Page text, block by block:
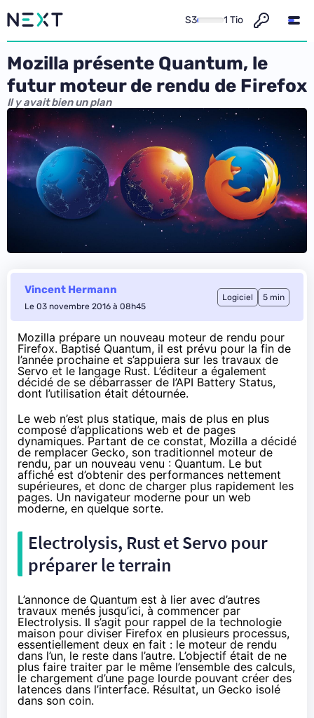
S3 1 Tio
Mozilla présente Quantum, le
futur moteur de rendu de Firefox
Il y avait bien un plan
Vincent Hermann
Le 03 novembre 2016 à 08h45
Logiciel 5 min
Mozilla prépare un nouveau moteur de rendu pour
Firefox. Baptisé Quantum, il est prévu pour la fin de
l’année prochaine et s’appuiera sur les travaux de
Servo et le langage Rust. L’éditeur a également
décidé de se débarrasser de l’API Battery Status,
dont l’utilisation était détournée.
Le web n’est plus statique, mais de plus en plus
composé d’applications web et de pages
dynamiques. Partant de ce constat, Mozilla a décidé
de remplacer Gecko, son traditionnel moteur de
rendu, par un nouveau venu : Quantum. Le but
affiché est d’obtenir des performances nettement
supérieures, et donc de charger plus rapidement les
pages. Un navigateur moderne pour un web
moderne, en quelque sorte.
Electrolysis, Rust et Servo pour
préparer le terrain
L’annonce de Quantum est à lier avec d’autres
travaux menés jusqu’ici, à commencer par
Electrolysis. Il s’agit pour rappel de la technologie
maison pour diviser Firefox en plusieurs processus,
essentiellement deux en fait : le moteur de rendu
dans l’un, le reste dans l’autre. L’objectif était de ne
plus faire traiter par le même l’ensemble des calculs,
le chargement d’une page lourde pouvant créer des
latences dans l’interface. Résultat, un Gecko isolé
dans son coin.